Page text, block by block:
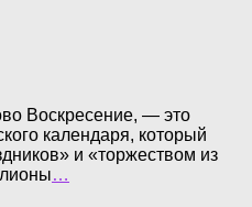
Воскресение, — это
календаря, который
и «торжеством из
…